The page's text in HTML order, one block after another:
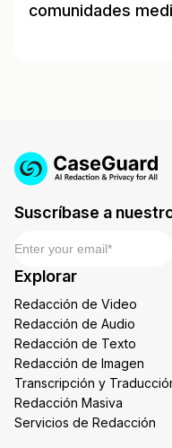
comunidades
Suscríbase a
*
Explorar
Redacción de Video
Redacción de Audio
Redacción de Texto
Redacción de Imagen
Transcripción y
Redacción Masiva
Servicios de Redacción